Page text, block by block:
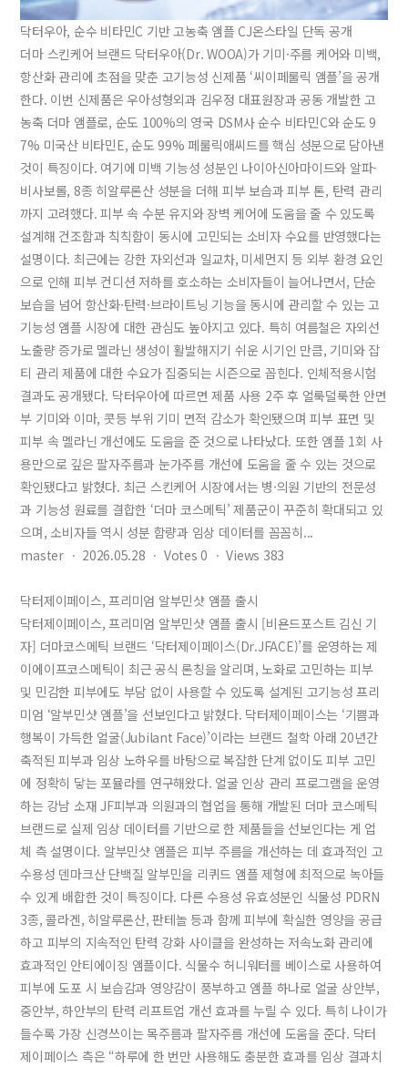
닥터우아, 순수 비타민C 기반 고농축 앰플 CJ온스타일 단독 공개
더마 스킨케어 브랜드 닥터우아(Dr. WOOA)가 기미·주름 케어와 미백,
항산화 관리에 초점을 맞춘 고기능성 신제품 ‘씨이페룰릭 앰플’을 공개
한다. 이번 신제품은 우아성형외과 김우정 대표원장과 공동 개발한 고
농축 더마 앰플로, 순도 100%의 영국 DSM사 순수 비타민C와 순도 9
7% 미국산 비타민E, 순도 99% 페룰릭애씨드를 핵심 성분으로 담아낸
것이 특징이다. 여기에 미백 기능성 성분인 나이아신아마이드와 알파-
비사보롤, 8종 히알루론산 성분을 더해 피부 보습과 피부 톤, 탄력 관리
까지 고려했다. 피부 속 수분 유지와 장벽 케어에 도움을 줄 수 있도록
설계해 건조함과 칙칙함이 동시에 고민되는 소비자 수요를 반영했다는
설명이다. 최근에는 강한 자외선과 일교차, 미세먼지 등 외부 환경 요인
으로 인해 피부 컨디션 저하를 호소하는 소비자들이 늘어나면서, 단순
보습을 넘어 항산화·탄력·브라이트닝 기능을 동시에 관리할 수 있는 고
기능성 앰플 시장에 대한 관심도 높아지고 있다. 특히 여름철은 자외선
노출량 증가로 멜라닌 생성이 활발해지기 쉬운 시기인 만큼, 기미와 잡
티 관리 제품에 대한 수요가 집중되는 시즌으로 꼽힌다. 인체적용시험
결과도 공개됐다. 닥터우아에 따르면 제품 사용 2주 후 얼룩덜룩한 안면
부 기미와 이마, 콧등 부위 기미 면적 감소가 확인됐으며 피부 표면 및
피부 속 멜라닌 개선에도 도움을 준 것으로 나타났다. 또한 앰플 1회 사
용만으로 깊은 팔자주름과 눈가주름 개선에 도움을 줄 수 있는 것으로
확인됐다고 밝혔다. 최근 스킨케어 시장에서는 병·의원 기반의 전문성
과 기능성 원료를 결합한 ‘더마 코스메틱’ 제품군이 꾸준히 확대되고 있
으며, 소비자들 역시 성분 함량과 임상 데이터를 꼼꼼히...
master ㆍ 2026.05.28 ㆍ Votes 0 ㆍ Views 383
닥터제이페이스, 프리미엄 알부민샷 앰플 출시
닥터제이페이스, 프리미엄 알부민샷 앰플 출시 [비욘드포스트 김신 기
자] 더마코스메틱 브랜드 ‘닥터제이페이스(Dr.JFACE)’를 운영하는 제
이에이프코스메틱이 최근 공식 론칭을 알리며, 노화로 고민하는 피부
및 민감한 피부에도 부담 없이 사용할 수 있도록 설계된 고기능성 프리
미엄 ‘알부민샷 앰플’을 선보인다고 밝혔다. 닥터제이페이스는 ‘기쁨과
행복이 가득한 얼굴(Jubilant Face)’이라는 브랜드 철학 아래 20년간
축적된 피부과 임상 노하우를 바탕으로 복잡한 단계 없이도 피부 고민
에 정확히 닿는 포뮬라를 연구해왔다. 얼굴 인상 관리 프로그램을 운영
하는 강남 소재 JF피부과 의원과의 협업을 통해 개발된 더마 코스메틱
브랜드로 실제 임상 데이터를 기반으로 한 제품들을 선보인다는 게 업
체 측 설명이다. 알부민샷 앰플은 피부 주름을 개선하는 데 효과적인 고
수용성 덴마크산 단백질 알부민을 리퀴드 앰플 제형에 최적으로 녹아들
수 있게 배합한 것이 특징이다. 다른 수용성 유효성분인 식물성 PDRN
3종, 콜라겐, 히알루론산, 판테놀 등과 함께 피부에 확실한 영양을 공급
하고 피부의 지속적인 탄력 강화 사이클을 완성하는 저속노화 관리에
효과적인 안티에이징 앰플이다. 식물수 허니워터를 베이스로 사용하여
피부에 도포 시 보습감과 영양감이 풍부하고 앰플 하나로 얼굴 상안부,
중안부, 하안부의 탄력 리프트업 개선 효과를 누릴 수 있다. 특히 나이가
들수록 가장 신경쓰이는 목주름과 팔자주름 개선에 도움을 준다. 닥터
제이페이스 측은 “하루에 한 번만 사용해도 충분한 효과를 임상 결과치